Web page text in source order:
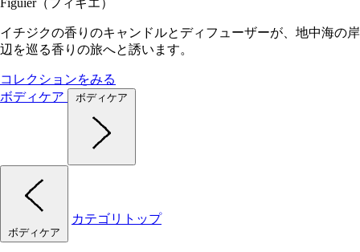
Figuier（フィギエ）
イチジクの香りのキャンドルとディフューザーが、地中海の岸
辺を巡る香りの旅へと誘います。
コレクションをみる
ボディケア
ボディケア
ボディケア
カテゴリトップ